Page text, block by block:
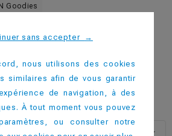
Goodies
sans accepter →
nous utilisons des cookies
similaires afin de vous garantir
de navigation, à des
À tout moment vous pouvez
ou consulter notre